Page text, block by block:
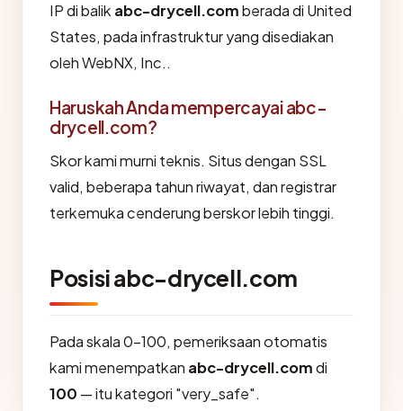
IP di balik abc-drycell.comberada di United
States, pada infrastruktur yang disediakan
oleh WebNX, Inc..
Haruskah Anda mempercayai abc-
drycell.com?
Skor kami murni teknis. Situs dengan SSL
valid, beberapa tahun riwayat, dan registrar
terkemuka cenderung berskor lebih tinggi.
Posisi abc-drycell.com
Pada skala 0-100, pemeriksaan otomatis
kami menempatkan abc-drycell.comdi
100 — itu kategori "very_safe".